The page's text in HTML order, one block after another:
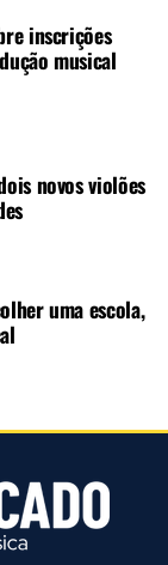
importante
Vanalli.
inscrições
musical
novos violões
uma escola,